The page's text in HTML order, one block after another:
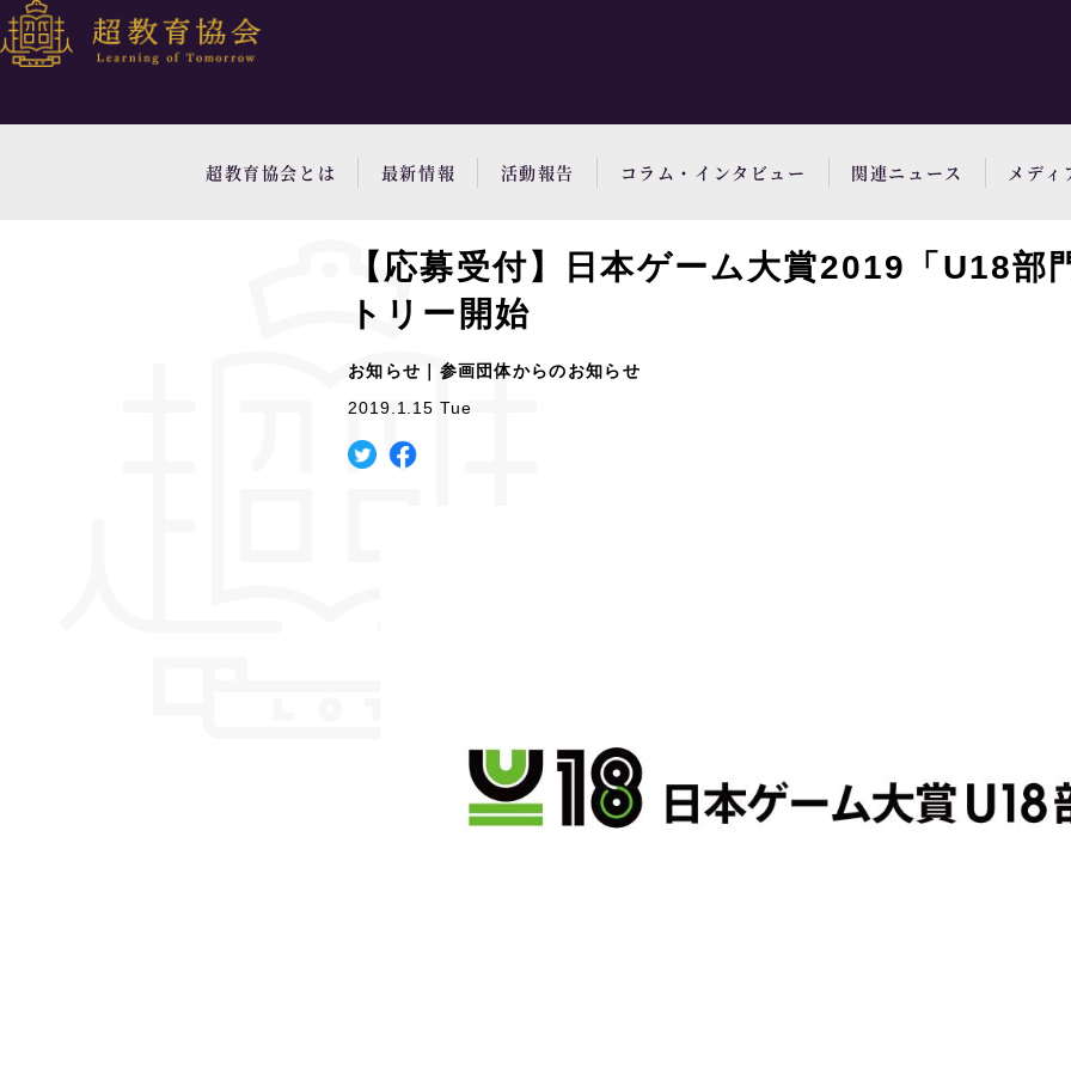
超教育協会とは 最新情報 活動報告 コラム・インタビュー 関連ニュース メディ
【応募受付】日本ゲーム大賞2019「U18部
トリー開始
お知らせ｜参画団体からのお知らせ
2019.1.15 Tue